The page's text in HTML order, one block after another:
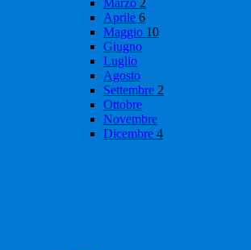
Marzo 2
Aprile 6
Maggio 10
Giugno
Luglio
Agosto
Settembre 2
Ottobre
Novembre
Dicembre 4